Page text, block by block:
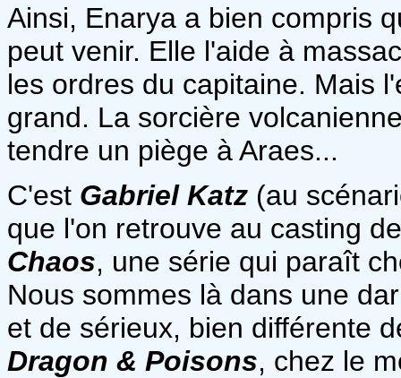
Ainsi, Enarya a bien compris
peut venir. Elle l'aide à
les ordres du capitaine. Mais
grand. La sorcière
tendre un piège à Araes...
C'est Gabriel Katz (au
que l'on retrouve au casting
Chaos, une série qui paraît
Nous sommes là dans une
et de sérieux, bien différente
Dragon & Poisons, chez le